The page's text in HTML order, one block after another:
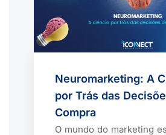
Neuromarketing: A
por Trás das
Compra
O mundo do marketing